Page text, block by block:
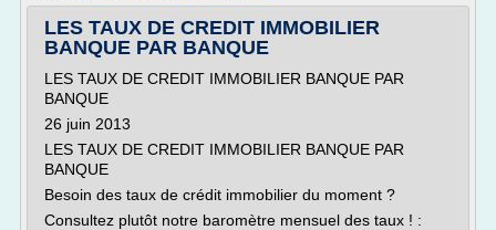
LES TAUX DE CREDIT IMMOBILIER
BANQUE PAR BANQUE
LES TAUX DE CREDIT IMMOBILIER BANQUE PAR
BANQUE
26 juin 2013
LES TAUX DE CREDIT IMMOBILIER BANQUE PAR
BANQUE
Besoin des taux de crédit immobilier du moment ?
Consultez plutôt notre baromètre mensuel des taux ! :